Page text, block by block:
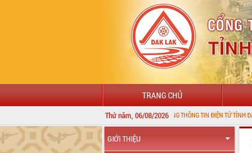
TRANG CHỦ
Thứ năm, 06/08/2026
CHÀO MỪNG ĐẾN VỚI CỔNG THÔNG TIN ĐIỆN TỬ TỈNH ĐẮK LẮK
GIỚI THIỆU